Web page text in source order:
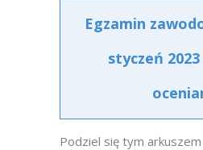
Egzamin
styczeń
Podziel się tym